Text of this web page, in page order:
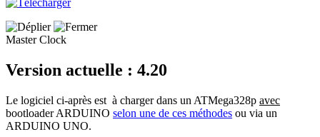
Master Clock
Version actuelle : 4.20
Le logiciel ci-après est à charger dans un ATMega328p avec
bootloader ARDUINO selon une de ces méthodes ou via un
ARDUINO UNO.